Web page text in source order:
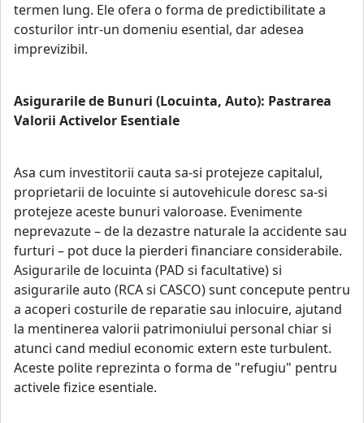
termen lung. Ele ofera o forma de predictibilitate a
costurilor intr-un domeniu esential, dar adesea
imprevizibil.
Asigurarile de Bunuri (Locuinta, Auto): Pastrarea
Valorii Activelor Esentiale
Asa cum investitorii cauta sa-si protejeze capitalul,
proprietarii de locuinte si autovehicule doresc sa-si
protejeze aceste bunuri valoroase. Evenimente
neprevazute – de la dezastre naturale la accidente sau
furturi – pot duce la pierderi financiare considerabile.
Asigurarile de locuinta (PAD si facultative) si
asigurarile auto (RCA si CASCO) sunt concepute pentru
a acoperi costurile de reparatie sau inlocuire, ajutand
la mentinerea valorii patrimoniului personal chiar si
atunci cand mediul economic extern este turbulent.
Aceste polite reprezinta o forma de "refugiu" pentru
activele fizice esentiale.